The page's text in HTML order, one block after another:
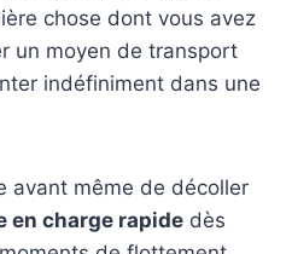
chose dont vous avez
un moyen de transport
indéfiniment dans une
avant même de décoller
en charge rapide dès